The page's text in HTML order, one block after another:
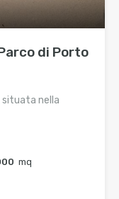
di Porto
situata nella
mq